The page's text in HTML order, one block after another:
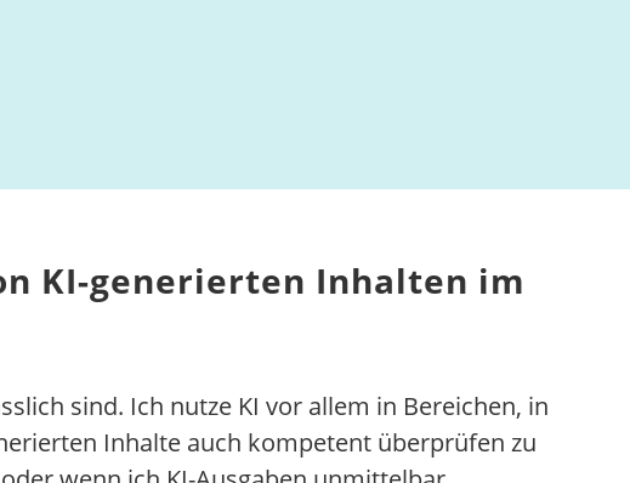
KI-generierten Inhalten im
sind. Ich nutze KI vor allem in Bereichen, in
Inhalte auch kompetent überprüfen zu